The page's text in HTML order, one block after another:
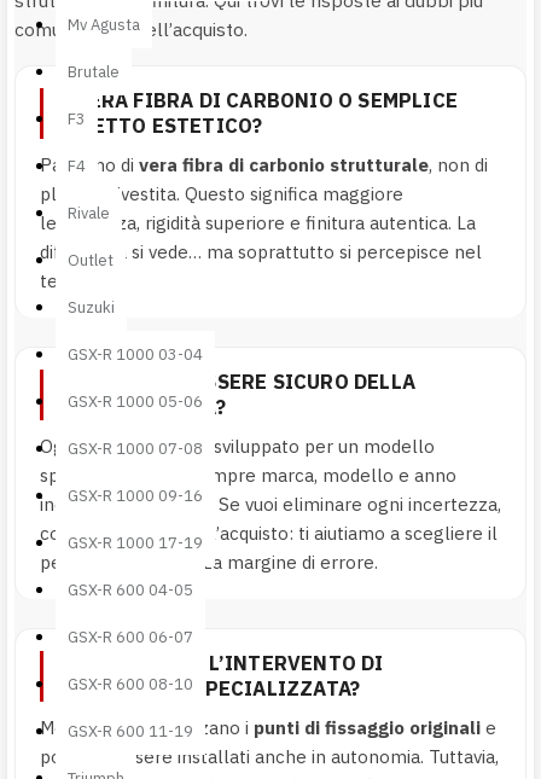
Mv Agusta
Brutale
F3
F4
Rivale
Outlet
Suzuki
GSX-R 1000 03-04
GSX-R 1000 05-06
GSX-R 1000 07-08
GSX-R 1000 09-16
GSX-R 1000 17-19
GSX-R 600 04-05
GSX-R 600 06-07
GSX-R 600 08-10
GSX-R 600 11-19
comuni prima dell’acquisto.
È VERA FIBRA DI CARBONIO O SEMPLICE
EFFETTO ESTETICO?
Parliamo di vera fibra di carbonio strutturale, non di
plastica rivestita. Questo significa maggiore
leggerezza, rigidità superiore e finitura autentica. La
differenza si vede… ma soprattutto si percepisce nel
tempo.
COME POSSO ESSERE SICURO DELLA
COMPATIBILITÀ?
Ogni componente è sviluppato per un modello
specifico. Verifica sempre marca, modello e anno
indicati nella scheda. Se vuoi eliminare ogni incertezza,
contattaci prima dell’acquisto: ti aiutiamo a scegliere il
pezzo corretto senza margine di errore.
È NECESSARIO L’INTERVENTO DI
UN’OFFICINA SPECIALIZZATA?
Molti prodotti utilizzano i punti di fissaggio originali e
possono essere installati anche in autonomia. Tuttavia,